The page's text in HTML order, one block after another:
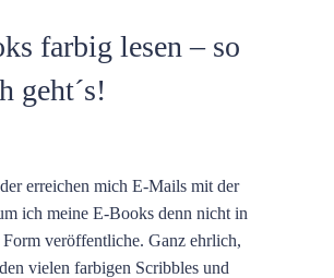
farbig lesen – so
geht´s!
erreichen mich E-Mails mit der
ich meine E-Books denn nicht in
Form veröffentliche. Ganz ehrlich,
vielen farbigen Scribbles und